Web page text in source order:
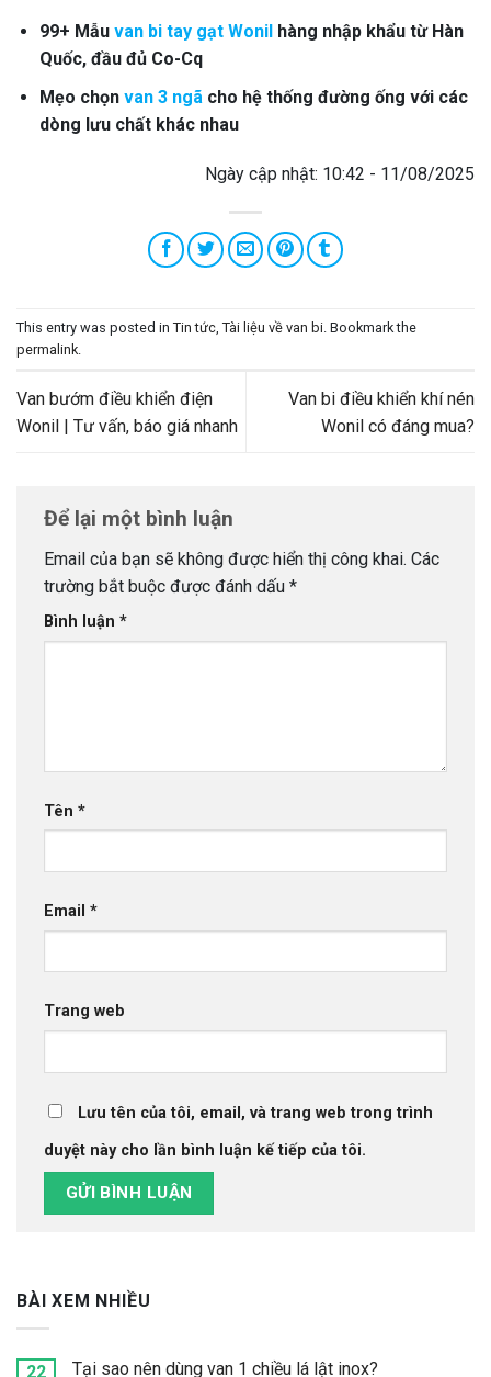
BÀI XEM NHIỀU
22 Tại sao nên dùng van 1 chiều lá lật inox?
99+ Mẫu van bi tay gạt Wonilhàng nhập khẩu từ Hàn
Quốc, đầu đủ Co-Cq
Mẹo chọn van 3 ngã cho hệ thống đường ống với các
dòng lưu chất khác nhau
Ngày cập nhật: 10:42 - 11/08/2025
This entry was posted in Tin tức Tài liệu về van bi . Bookmark the
permalink
Van bướm điều khiển điện
Wonil | Tư vấn, báo giá nhanh
Van bi điều khiển khí nén
Wonil có đáng mua?
Để lại một bình luận
Email của bạn sẽ không được hiển thị công khai. Các
trường bắt buộc được đánh dấu *
Bình luận *
Tên *
Email *
Trang web
Lưu tên của tôi, email, và trang web trong trình
duyệt này cho lần bình luận kế tiếp của tôi.